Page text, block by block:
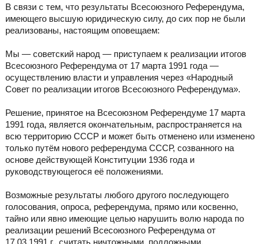
В связи с тем, что результаты Всесоюзного Референдума,
имеющего высшую юридическую силу, до сих пор не были
реализованы, настоящим оповещаем:
Мы — советский народ — приступаем к реализации итогов
Всесоюзного Референдума от 17 марта 1991 года —
осуществлению власти и управления через «Народный
Совет по реализации итогов Всесоюзного Референдума».
Решение, принятое на Всесоюзном Референдуме 17 марта
1991 года, является окончательным, распространяется на
всю территорию СССР и может быть отменено или изменено
только путём нового референдума СССР, созванного на
основе действующей Конституции 1936 года и
руководствующегося её положениями.
Возможные результаты любого другого последующего
голосования, опроса, референдума, прямо или косвенно,
тайно или явно имеющие целью нарушить волю народа по
реализации решений Всесоюзного Референдума от